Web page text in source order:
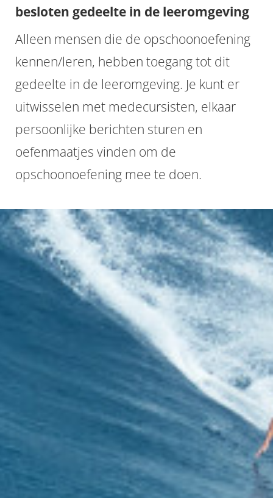
besloten gedeelte in de leeromgeving
Alleen mensen die de opschoonoefening
kennen/leren, hebben toegang tot dit
gedeelte in de leeromgeving. Je kunt er
uitwisselen met medecursisten, elkaar
persoonlijke berichten sturen en
oefenmaatjes vinden om de
opschoonoefening mee te doen.